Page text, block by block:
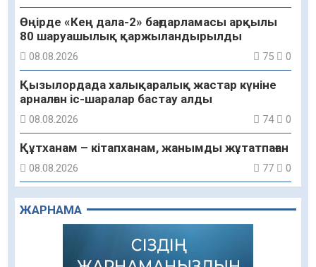
Өңірде «Кең дала-2» бағдарламасы арқылы
80 шаруашылық қаржыландырылды
08.08.2026 75 0
Қызылордада халықаралық жастар күніне
арналған іс-шаралар бастау алды
08.08.2026 74 0
Құтханам – кітапханам, жанымды жұтатпаған
08.08.2026 77 0
Құрылыс қарқыны – қала дамуының айғағы
08.08.2026
Зәулім ғимараттарда туған жерді түлеткен
азаматтардың қолтаңбасы бар
ЖАРНАМА